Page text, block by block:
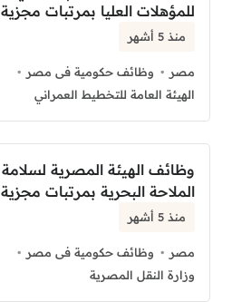
للمؤهلات العليا بمرتبات مجزية
منذ 5 أشهر
مصر
وظائف حكومية فى مصر
الهيئة العامة للتخطيط العمراني
وظائف الهيئة المصرية لسلامة
الملاحة البحرية بمرتبات مجزية
منذ 5 أشهر
مصر
وظائف حكومية فى مصر
وزارة النقل المصرية